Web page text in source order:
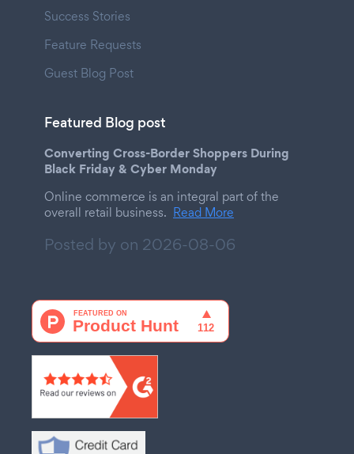
Success Stories
Feature Requests
Guest Blog Post
Featured Blog post
Converting Cross-Border Shoppers During
Black Friday & Cyber Monday
Online commerce is an integral part of the
overall retail business. Read More
Posted by on 2026-08-06